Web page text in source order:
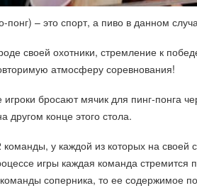
понг) – это спорт, а пиво в данном
своей охотники, стремление к
атмосферу соревнования!
бросают мячик для пинг-понга
другом конце этого стола.
команды, у каждой из которых на
игры каждая команда стремится
соперника, то ее содержимое